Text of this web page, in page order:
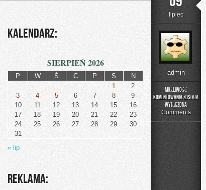
lipiec
admin
Możliwość
komentowania
cześć
społeczeństwa
Naukowcy
została
wyłączona
Comments
Kalendarz:
SIERPIEŃ 2026
P W Ś C P S
N
1
2
3
4 5 6 7 8
9
10
11 12 13 14 15
16
17
18 19 20 21 22
23
24
25 26 27 28 29
30
31
« lip
Reklama: